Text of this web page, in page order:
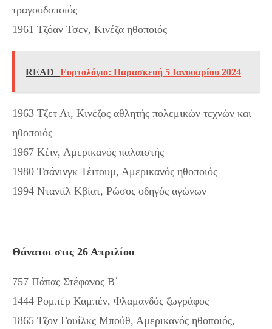
τραγουδοποιός
1961 Τζόαν Τσεν, Κινέζα ηθοποιός
READ Εορτολόγιο: Παρασκευή 5 Ιανουαρίου 2024
1963 Τζετ Λι, Κινέζος αθλητής πολεμικών τεχνών και
ηθοποιός
1967 Κέιν, Αμερικανός παλαιστής
1980 Τσάνινγκ Τέιτουμ, Αμερικανός ηθοποιός
1994 Ντανιίλ Κβίατ, Ρώσος οδηγός αγώνων
Θάνατοι στις 26 Απριλίου
757 Πάπας Στέφανος Β΄
1444 Ρομπέρ Καμπέν, Φλαμανδός ζωγράφος
1865 Τζον Γουίλκς Μπούθ, Αμερικανός ηθοποιός,